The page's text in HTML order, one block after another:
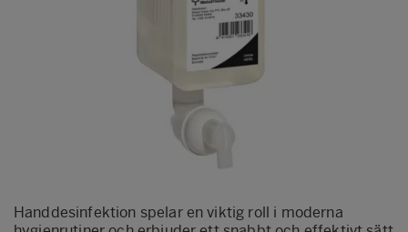
Handdesinfektion spelar en viktig roll i moderna